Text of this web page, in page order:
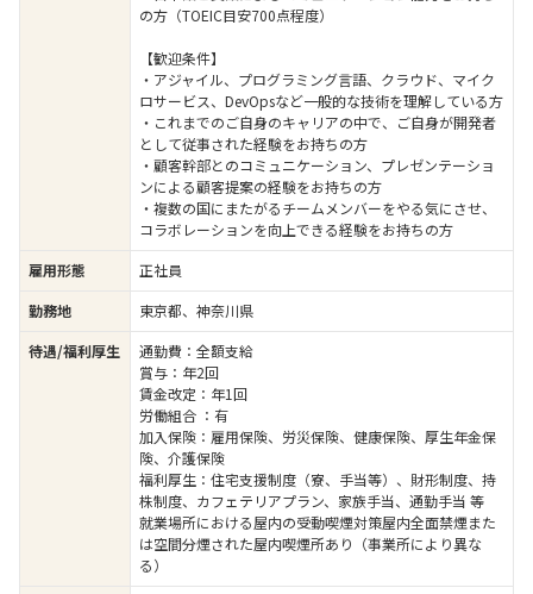
の方（TOEIC目安700点程度）
【歓迎条件】
・アジャイル、プログラミング言語、クラウド、マイク
ロサービス、DevOpsなど一般的な技術を理解している方
・これまでのご自身のキャリアの中で、ご自身が開発者
として従事された経験をお持ちの方
・顧客幹部とのコミュニケーション、プレゼンテーショ
ンによる顧客提案の経験をお持ちの方
・複数の国にまたがるチームメンバーをやる気にさせ、
コラボレーションを向上できる経験をお持ちの方
雇用形態
正社員
勤務地
東京都、神奈川県
待遇/福利厚生
通勤費：全額支給
賞与：年2回
賃金改定：年1回
労働組合 ：有
加入保険：雇用保険、労災保険、健康保険、厚生年金保
険、介護保険
福利厚生：住宅支援制度（寮、手当等）、財形制度、持
株制度、カフェテリアプラン、家族手当、通勤手当 等
就業場所における屋内の受動喫煙対策屋内全面禁煙また
は空間分煙された屋内喫煙所あり（事業所により異な
る）